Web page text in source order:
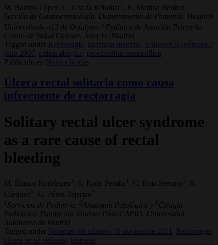
M. Barrios López, C. García Rebollar 1
, E. Medina Benítez
Sección de Gastroenterología. Departamento de Pediatría. Hospital
Universitario «12 de Octubre». 1 Pediatra de Atención Primaria.
Centro de Salud Calesas. Área 11. Madrid
Tagged under
Rectorragia, lactancia materna,
Volumen 65 número 7
julio 2007, colitis alérgica, proctocolitis eosinofílica
Publicado en
Notas clínicas
Úlcera rectal solitaria como causa
infrecuente de rectorragia
Solitary rectal ulcer syndrome
as a rare cause of rectal
bleeding
M. Blanco Rodríguez 1 , S. Rado Peralta 1 , C. Ruiz Serrano 1 , S.
Córdova
, G. Pérez Tejerizo 3
1 Servicios de Pediatría, 2 Anatomía Patológica y 3Cirugía
Pediátrica. Fundación Jiménez Díaz-CAPIO. Universidad
Autónoma de Madrid
Tagged under
Volumen 69 número 10 noviembre 2011,
Rectorragia,
úlcera rectal solitaria, tenesmo